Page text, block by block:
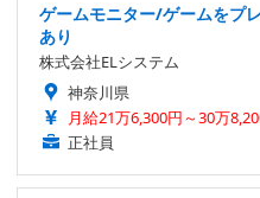
ゲームモニター/ゲームをプ
あり
株式会社ELシステム
神奈川県
月給21万6,300円～30万
正社員